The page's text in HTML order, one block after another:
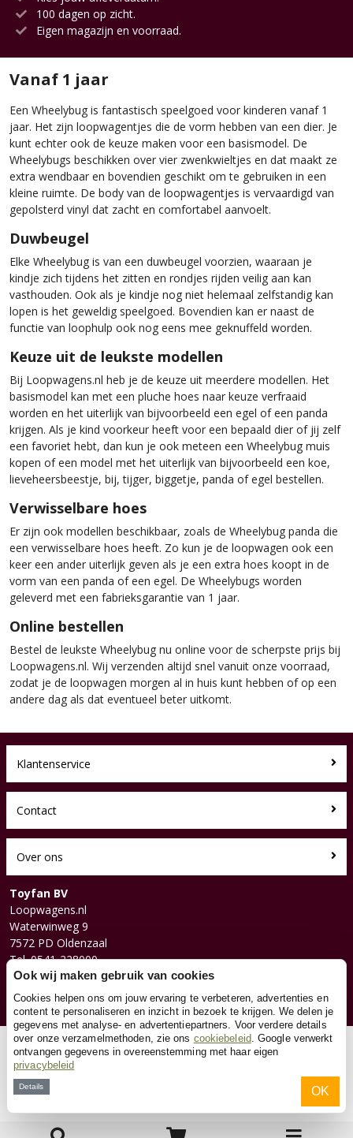
100 dagen op zicht.
Eigen magazijn en voorraad.
Vanaf 1 jaar
Een Wheelybug is fantastisch speelgoed voor kinderen vanaf 1
jaar. Het zijn loopwagentjes die de vorm hebben van een dier. Je
kunt echter ook de keuze maken voor een basismodel. De
Wheelybugs beschikken over vier zwenkwieltjes en dat maakt ze
extra wendbaar en bovendien geschikt om te gebruiken in een
kleine ruimte. De body van de loopwagentjes is vervaardigd van
gepolsterd vinyl dat zacht en comfortabel aanvoelt.
Duwbeugel
Elke Wheelybug is van een duwbeugel voorzien, waaraan je
kindje zich tijdens het zitten en rondjes rijden veilig aan kan
vasthouden. Ook als je kindje nog niet helemaal zelfstandig kan
lopen is het geweldig speelgoed. Bovendien kan er naast de
functie van loophulp ook nog eens mee geknuffeld worden.
Keuze uit de leukste modellen
Bij Loopwagens.nl heb je de keuze uit meerdere modellen. Het
basismodel kan met een pluche hoes naar keuze verfraaid
worden en het uiterlijk van bijvoorbeeld een egel of een panda
krijgen. Als je kind voorkeur heeft voor een bepaald dier of jij zelf
een favoriet hebt, dan kun je ook meteen een Wheelybug muis
kopen of een model met het uiterlijk van bijvoorbeeld een koe,
lieveheersbeestje, bij, tijger, biggetje, panda of egel bestellen.
Verwisselbare hoes
Er zijn ook modellen beschikbaar, zoals de Wheelybug panda die
een verwisselbare hoes heeft. Zo kun je de loopwagen ook een
keer een ander uiterlijk geven als je een extra hoes koopt in de
vorm van een panda of een egel. De Wheelybugs worden
geleverd met een fabrieksgarantie van 1 jaar.
Online bestellen
Bestel de leukste Wheelybug nu online voor de scherpste prijs bij
Loopwagens.nl. Wij verzenden altijd snel vanuit onze voorraad,
zodat je de loopwagen morgen al in huis kunt hebben of op een
andere dag als dat eventueel beter uitkomt.
Klantenservice
Contact
Over ons
Toyfan BV
Loopwagens.nl
Waterwinweg 9
7572 PD Oldenzaal
Tel. 0541-228000
Facebook
Instagram
© 2026 Toyfan BV
Ook wij maken gebruik van cookies
Cookies helpen ons om jouw ervaring te verbeteren, advertenties en
content te personaliseren en inzicht in bezoek te krijgen. We delen je
gegevens met analyse- en advertentiepartners. Voor verdere details
over onze verzamelmethoden, zie ons cookiebeleid. Google verwerkt
ontvangen gegevens in overeenstemming met haar eigen
privacybeleid
Details OK